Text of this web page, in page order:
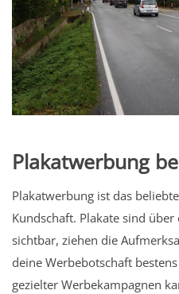
Plakatwerbung
Plakatwerbung ist das
Kundschaft. Plakate sind
sichtbar, ziehen die
deine Werbebotschaft
gezielter Werbekampagnen